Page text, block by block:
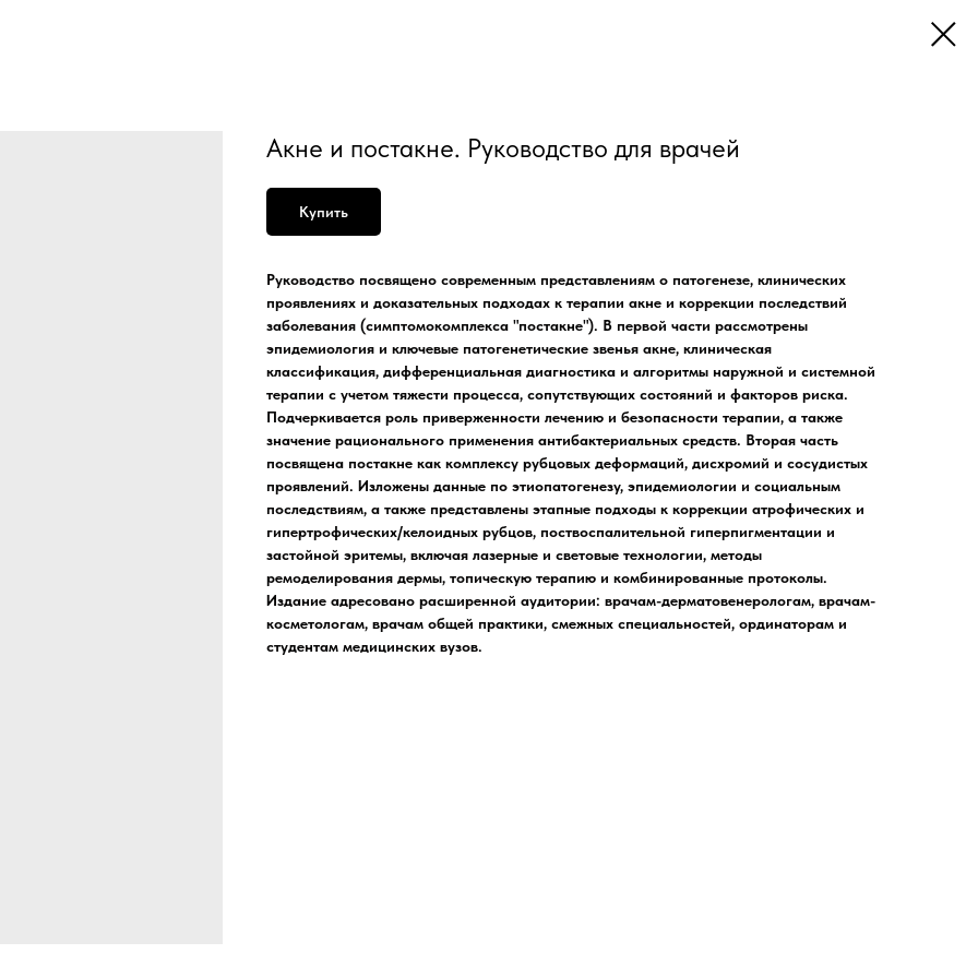
Акне и постакне. Руководство для врачей
Купить
Руководство посвящено современным представлениям о патогенезе, клинических
проявлениях и доказательных подходах к терапии акне и коррекции последствий
заболевания (симптомокомплекса "постакне"). В первой части рассмотрены
эпидемиология и ключевые патогенетические звенья акне, клиническая
классификация, дифференциальная диагностика и алгоритмы наружной и системной
терапии с учетом тяжести процесса, сопутствующих состояний и факторов риска.
Подчеркивается роль приверженности лечению и безопасности терапии, а также
значение рационального применения антибактериальных средств. Вторая часть
посвящена постакне как комплексу рубцовых деформаций, дисхромий и сосудистых
проявлений. Изложены данные по этиопатогенезу, эпидемиологии и социальным
последствиям, а также представлены этапные подходы к коррекции атрофических и
гипертрофических/келоидных рубцов, поствоспалительной гиперпигментации и
застойной эритемы, включая лазерные и световые технологии, методы
ремоделирования дермы, топическую терапию и комбинированные протоколы.
Издание адресовано расширенной аудитории: врачам-дерматовенерологам, врачам-
косметологам, врачам общей практики, смежных специальностей, ординаторам и
студентам медицинских вузов.